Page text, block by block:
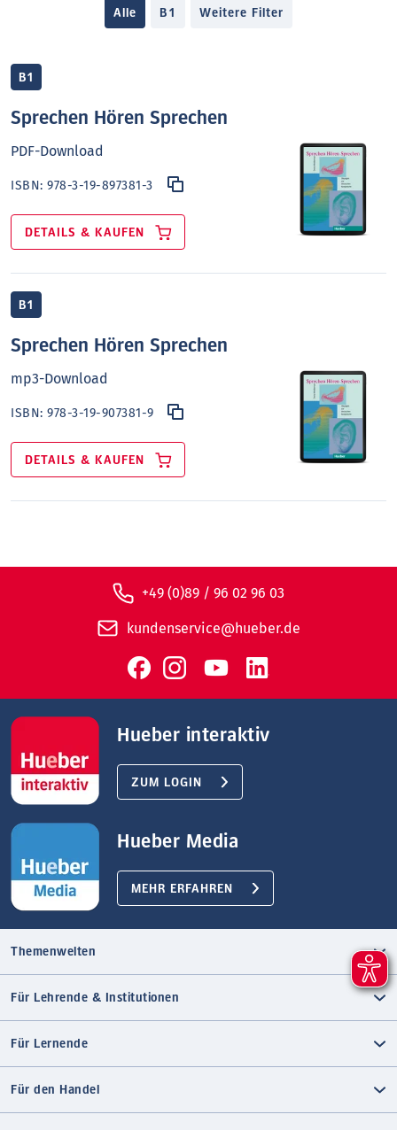
Alle B1 Weitere Filter
B1
Sprechen Hören Sprechen
PDF-Download
ISBN:978-3-19-897381-3
DETAILS & KAUFEN
B1
Sprechen Hören Sprechen
mp3-Download
ISBN:978-3-19-907381-9
DETAILS & KAUFEN
+49 (0)89 / 96 02 96 03
kundenservice@hueber.de
Hueber interaktiv
ZUM LOGIN
Hueber Media
MEHR ERFAHREN
Themenwelten
Für Lehrende & Institutionen
Für Lernende
Für den Handel